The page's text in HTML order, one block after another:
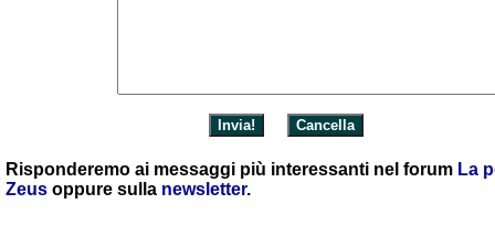
Risponderemo ai messaggi più interessanti nel forum La
Zeus oppure sulla newsletter.